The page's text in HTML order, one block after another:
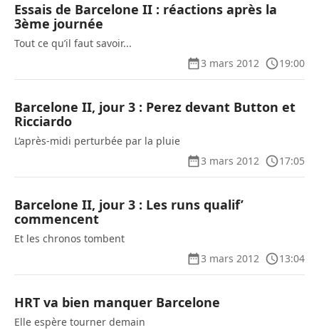
Essais de Barcelone II : réactions après la
3ème journée
Tout ce qu’il faut savoir...
3 mars 2012
19:00
Barcelone II, jour 3 : Perez devant Button et
Ricciardo
L’après-midi perturbée par la pluie
3 mars 2012
17:05
Barcelone II, jour 3 : Les runs qualif’
commencent
Et les chronos tombent
3 mars 2012
13:04
HRT va bien manquer Barcelone
Elle espère tourner demain